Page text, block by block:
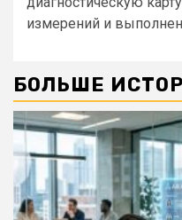
измерений и
БОЛЬШЕ